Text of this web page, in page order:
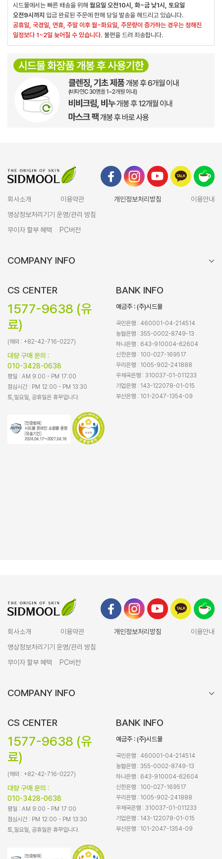
시드물에서는 빠른 배송을 위해 월요일 오전10시, 화~금 낮1시, 토요일
오전9시까지 입금 완료된 주문에 한해 당일 발송을 해드리고 있습니다.
공휴일, 국경일, 연휴, 주말 이후 월~화요일, 주문량이 증가하는 경우는 정해진
일정보다 1~2일 늦어질 수 있습니다. 불편을 드려 죄송합니다.
회사소개 이용약관 개인정보처리방침
이용안내
영상정보처리기기 운영/관리 방침
무이자 할부 혜택
PC버전
COMPANY INFO
CS CENTER
1577-9638 (유
료)
(해외 : +82-42-716-0227)
대량 구매 문의 :
010-3428-0638
평일 : AM 9:00 - PM 17:00
점심시간 : PM 12:00 - PM 13:30
토,일요일, 공휴일은 휴무입니다.
BANK INFO
예금주 : (주)시드물
국민은행 : 460001-04-214514
농협은행 : 355-0002-8749-13
하나은행 : 643-910004-62604
신한은행 : 100-027-169517
우리은행 : 1005-902-241888
우체국은행 : 310037-01-011233
기업은행 : 143-122078-01-015
부산은행 : 101-2047-1354-09
회사소개 이용약관 개인정보처리방침
이용안내
영상정보처리기기 운영/관리 방침
무이자 할부 혜택
PC버전
COMPANY INFO
CS CENTER
1577-9638 (유
료)
(해외 : +82-42-716-0227)
대량 구매 문의 :
010-3428-0638
평일 : AM 9:00 - PM 17:00
점심시간 : PM 12:00 - PM 13:30
토,일요일, 공휴일은 휴무입니다.
BANK INFO
예금주 : (주)시드물
국민은행 : 460001-04-214514
농협은행 : 355-0002-8749-13
하나은행 : 643-910004-62604
신한은행 : 100-027-169517
우리은행 : 1005-902-241888
우체국은행 : 310037-01-011233
기업은행 : 143-122078-01-015
부산은행 : 101-2047-1354-09